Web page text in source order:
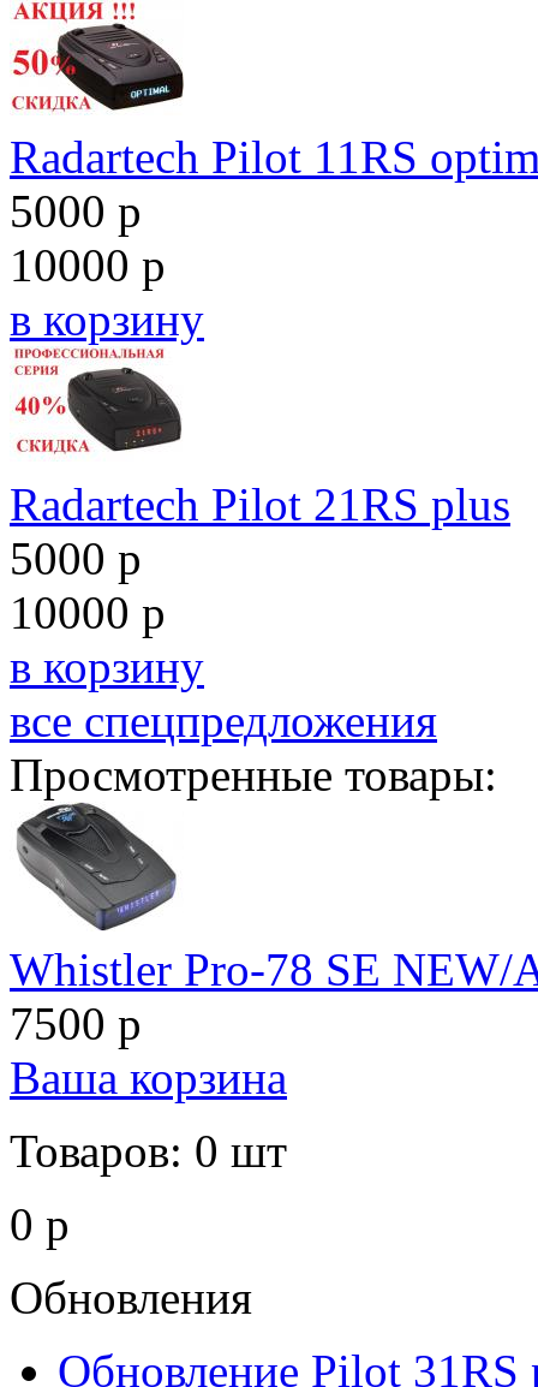
Radartech Pilot 11RS
5000 р
10000 р
в корзину
Radartech Pilot 21RS plus
5000 р
10000 р
в корзину
все спецпредложения
Просмотренные товары:
Whistler Pro-78 SE NEW/
7500 р
Ваша корзина
Товаров: 0 шт
0 р
Обновления
Обновление Pilot 31RS